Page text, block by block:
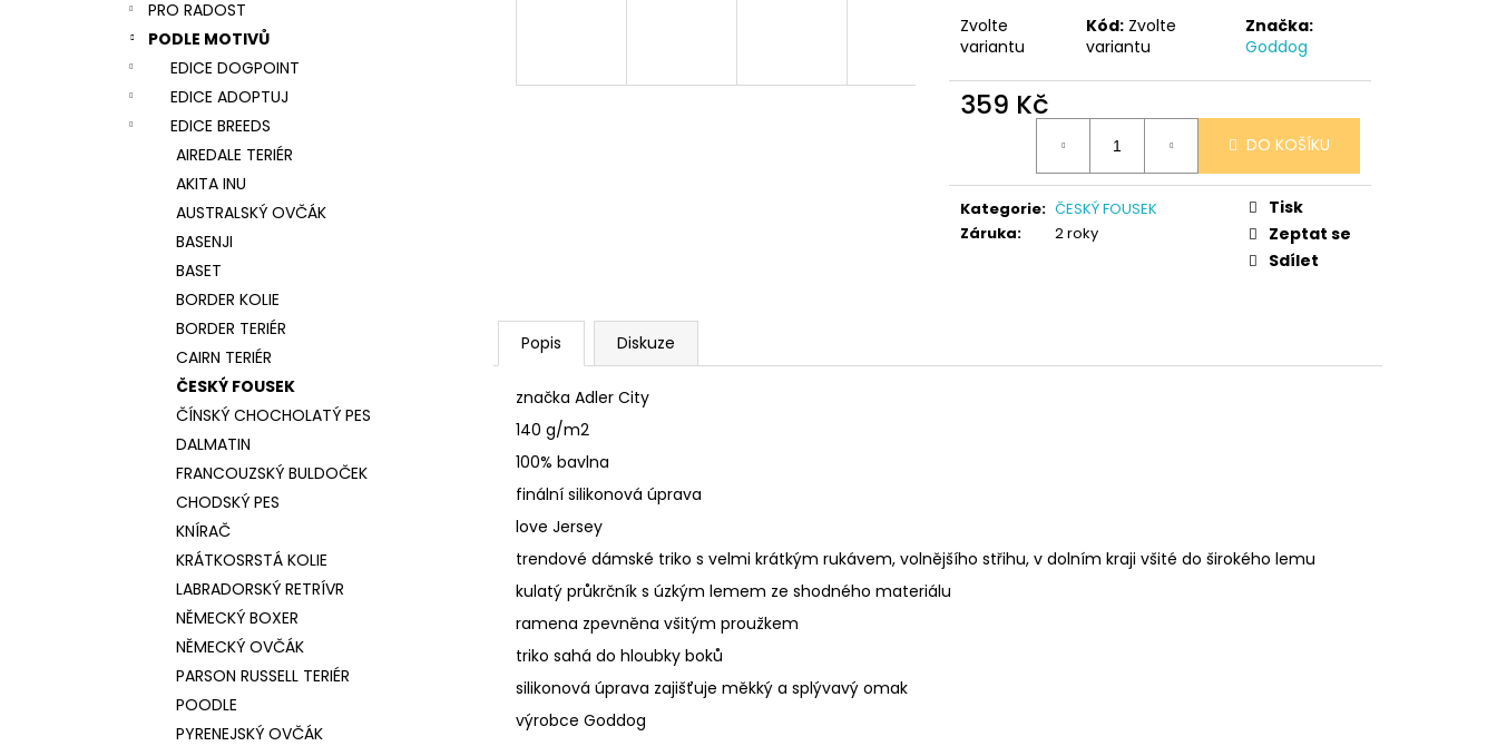
PRO RADOST
PODLE MOTIVŮ
EDICE DOGPOINT
EDICE ADOPTUJ
EDICE BREEDS
AIREDALE TERIÉR
AKITA INU
AUSTRALSKÝ OVČÁK
BASENJI
BASET
BORDER KOLIE
BORDER TERIÉR
CAIRN TERIÉR
ČESKÝ FOUSEK
ČÍNSKÝ CHOCHOLATÝ PES
DALMATIN
FRANCOUZSKÝ BULDOČEK
CHODSKÝ PES
KNÍRAČ
KRÁTKOSRSTÁ KOLIE
LABRADORSKÝ RETRÍVR
NĚMECKÝ BOXER
NĚMECKÝ OVČÁK
PARSON RUSSELL TERIÉR
POODLE
PYRENEJSKÝ OVČÁK
Zvolte
variantu
Kód: Zvolte
variantu
Značka:
Goddog
359 Kč
DO KOŠÍKU
Kategorie: ČESKÝ FOUSEK
Záruka: 2 roky
Tisk
Zeptat se
Sdílet
Popis Diskuze
značka Adler City
140 g/m2
100% bavlna
finální silikonová úprava
love Jersey
trendové dámské triko s velmi krátkým rukávem, volnějšího střihu, v dolním kraji všité do širokého lemu
kulatý průkrčník s úzkým lemem ze shodného materiálu
ramena zpevněna všitým proužkem
triko sahá do hloubky boků
silikonová úprava zajišťuje měkký a splývavý omak
výrobce Goddog
NÁRAMEK TLAPKA - ČERNÁ
159 Kč